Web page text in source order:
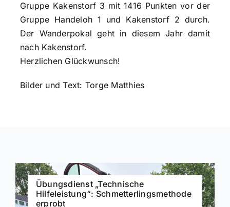
Gruppe Kakenstorf 3 mit 1416 Punkten vor der
Gruppe Handeloh 1 und Kakenstorf 2 durch.
Der Wanderpokal geht in diesem Jahr damit
nach Kakenstorf.
Herzlichen Glückwunsch!
Bilder und Text: Torge Matthies
Übungsdienst „Technische
Hilfeleistung“: Schmetterlingsmethode
erprobt